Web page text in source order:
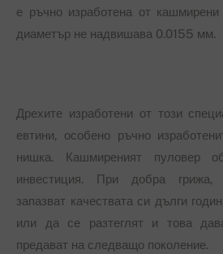
е ръчно изработена от
диаметър не надвишава 0.0155 мм.
Дрехите изработени от този
евтини, особено ръчно
нишка. Кашмиреният пуловер
инвестиция. При добра грижа,
запазват качествата си дълги
или да се разтеглят и това
предават на следващо поколение.